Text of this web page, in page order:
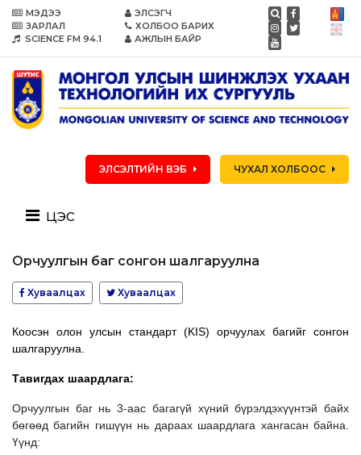
МЭДЭЭ
ЗАРЛАЛ
SCIENCE FM 94.1
ЭЛСЭГЧ
ХОЛБОО БАРИХ
АЖЛЫН БАЙР
ЭЛСЭЛТИЙН ВЭБ ЧУХАЛ ХОЛБООС
цэс
Орчуулгын баг сонгон шалгаруулна
Хуваалцах Хуваалцах
Коосэн олон улсын стандарт (KIS) орчуулах багийг сонгон
шалгаруулна.
Тавигдах шаардлага:
Орчуулгын баг нь 3-аас багагүй хүний бүрэлдэхүүнтэй байх
бөгөөд багийн гишүүн нь дараах шаардлага хангасан байна.
Үүнд: